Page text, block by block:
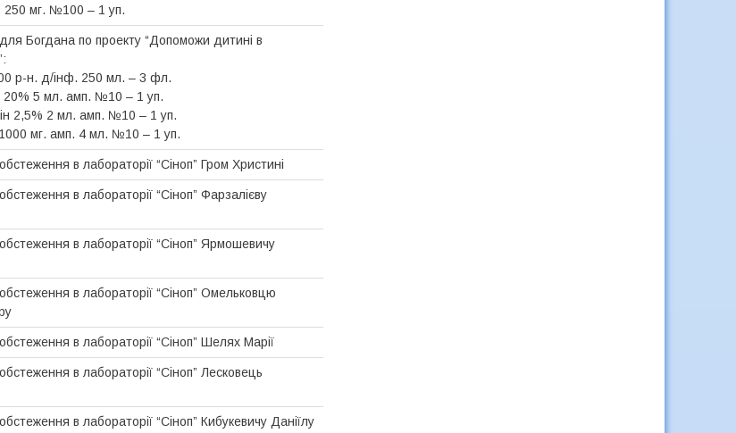
250 мг. №100 – 1 уп.
Богдана по проекту “Допоможи дитині в
р-н. д/інф. 250 мл. – 3 фл.
20% 5 мл. амп. №10 – 1 уп.
2,5% 2 мл. амп. №10 – 1 уп.
мг. амп. 4 мл. №10 – 1 уп.
в лабораторії “Сіноп” Гром Христині
в лабораторії “Сіноп” Фарзалієву
в лабораторії “Сіноп” Ярмошевичу
в лабораторії “Сіноп” Омельковцю
в лабораторії “Сіноп” Шелях Марії
в лабораторії “Сіноп” Лесковець
в лабораторії “Сіноп” Кибукевичу Даніїлу